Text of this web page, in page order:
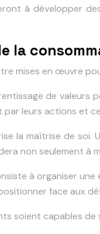
à développer
la
mises en œuvre
de
leurs actions et
la maîtrise de soi.
non seulement à
à organiser
face aux
soient capables de